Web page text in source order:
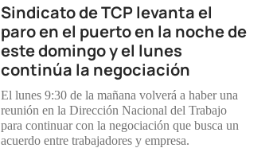
Sindicato de TCP levanta el
paro en el puerto en la noche de
este domingo y el lunes
continúa la negociación
El lunes 9:30 de la mañana volverá a haber una
reunión en la Dirección Nacional del Trabajo
para continuar con la negociación que busca un
acuerdo entre trabajadores y empresa.